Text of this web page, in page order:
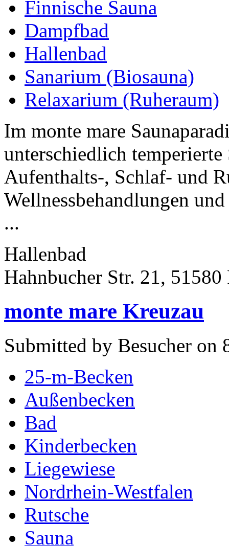
Finnische Sauna
Dampfbad
Hallenbad
Sanarium (Biosauna)
Relaxarium (Ruheraum)
Im monte mare
unterschiedlich temperierte
Aufenthalts-, Schlaf- und
Wellnessbehandlungen
...
Hallenbad
Hahnbucher Str. 21, 51580
monte mare Kreuzau
Submitted by Besucher on
25-m-Becken
Außenbecken
Bad
Kinderbecken
Liegewiese
Nordrhein-Westfalen
Rutsche
Sauna